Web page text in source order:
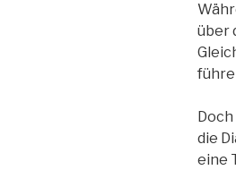
über
die
eine